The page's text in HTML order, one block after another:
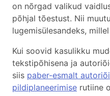
on nõrgad valikud
põhjal tõestust. Nii
lugemisülesandeks,
Kui soovid kasulikku
tekstipõhisena ja
siis paber-esmalt
pildiplaneerimise rutiine